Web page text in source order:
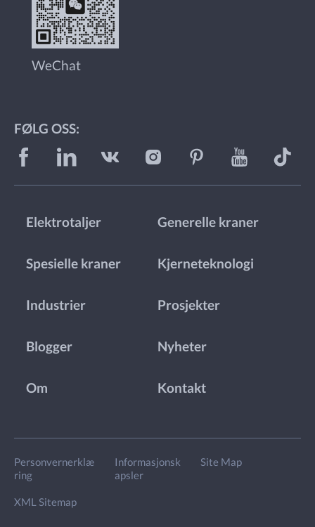
WeChat
FØLG OSS:
Elektrotaljer Generelle kraner
Spesielle kraner Kjerneteknologi
Industrier Prosjekter
Blogger Nyheter
Om Kontakt
Personvernerklæ
ring
Informasjonsk
apsler
Site Map
XML Sitemap